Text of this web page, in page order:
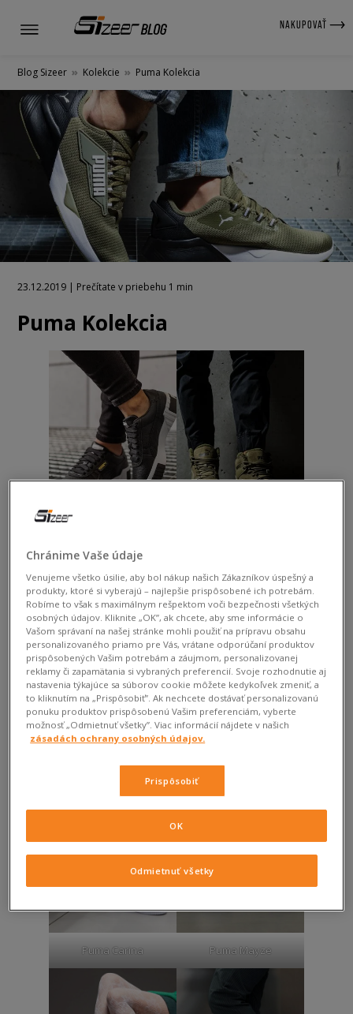
NAKUPOVAŤ
Blog Sizeer » Kolekcie » Puma Kolekcia
23.12.2019 | Prečítate v priebehu 1 min
Puma Kolekcia
Puma Suede
Puma Carina Puma Mayze
Chránime Vaše údaje
Venujeme všetko úsilie, aby bol nákup našich Zákazníkov úspešný a
produkty, ktoré si vyberajú – najlepšie prispôsobené ich potrebám.
Robíme to však s maximálnym rešpektom voči bezpečnosti všetkých
osobných údajov. Kliknite „OK”, ak chcete, aby sme informácie o
Vašom správaní na našej stránke mohli použiť na prípravu obsahu
personalizovaného priamo pre Vás, vrátane odporúčaní produktov
prispôsobených Vašim potrebám a záujmom, personalizovanej
reklamy či zapamätania si vybraných preferencií. Svoje rozhodnutie aj
nastavenia týkajúce sa súborov cookie môžete kedykoľvek zmeniť, a
to kliknutím na „Prispôsobiť”. Ak nechcete dostávať personalizovanú
ponuku produktov prispôsobenú Vašim preferenciám, vyberte
možnosť „Odmietnuť všetky”. Viac informácií nájdete v našich
zásadách ochrany osobných údajov.
Prispôsobiť
Odmietnuť všetky
OK